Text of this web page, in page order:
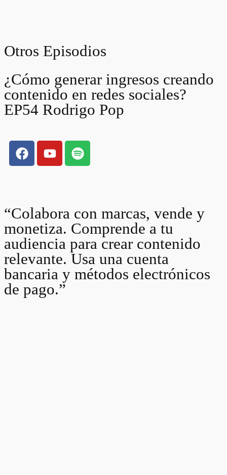
Otros Episodios
¿Cómo generar ingresos creando
contenido en redes sociales?
EP54 Rodrigo Pop
“Colabora con marcas, vende y
monetiza. Comprende a tu
audiencia para crear contenido
relevante. Usa una cuenta
bancaria y métodos electrónicos
de pago.”